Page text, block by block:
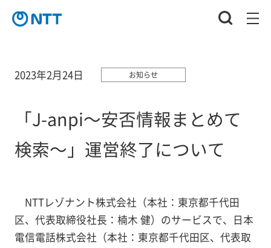
2023年2月24日 お知らせ
「J-anpi～安否情報まとめて
検索～」運営終了について
NTTレゾナント株式会社（本社：東京都千代田
区、代表取締役社長：楠木 健）のサービスで、日本
電信電話株式会社（本社：東京都千代田区、代表取